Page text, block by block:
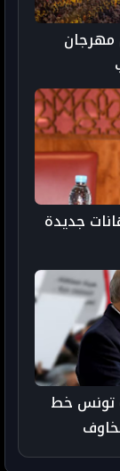
مهرجان
جديدة
تونس خط